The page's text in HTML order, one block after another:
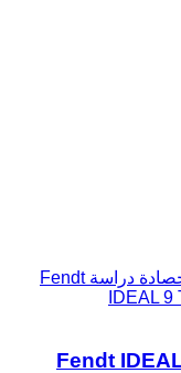
جديد ماكينة حصادة دراسة Fendt
IDEAL
Fendt